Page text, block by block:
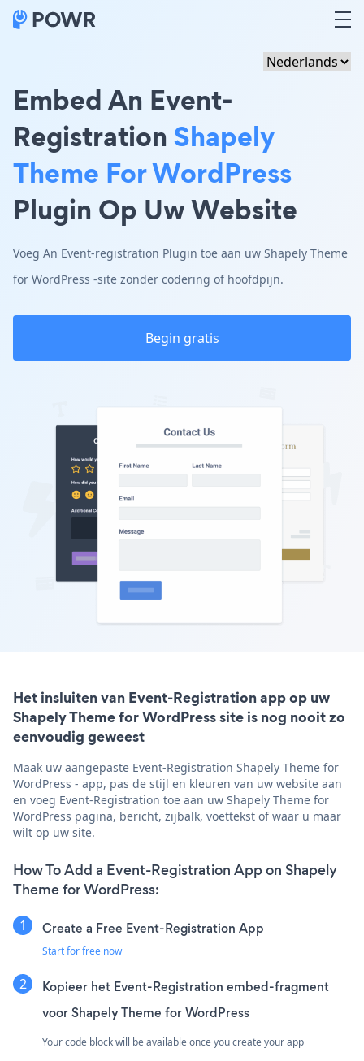
Embed An Event-
RegistrationShapely
Theme For WordPress
Plugin Op Uw Website
Voeg An Event-registration Plugin toe aan uw Shapely Theme
for WordPress -site zonder codering of hoofdpijn.
Begin gratis
Het insluiten van Event-Registration app op uw
Shapely Theme for WordPress site is nog nooit zo
eenvoudig geweest
Maak uw aangepaste Event-Registration Shapely Theme for
WordPress - app, pas de stijl en kleuren van uw website aan
en voeg Event-Registration toe aan uw Shapely Theme for
WordPress pagina, bericht, zijbalk, voettekst of waar u maar
wilt op uw site.
How To Add a Event-Registration App on Shapely
Theme for WordPress:
Create a Free Event-Registration App
Start for free now
Kopieer het Event-Registration embed-fragment
voor Shapely Theme for WordPress
Your code block will be available once you create your app